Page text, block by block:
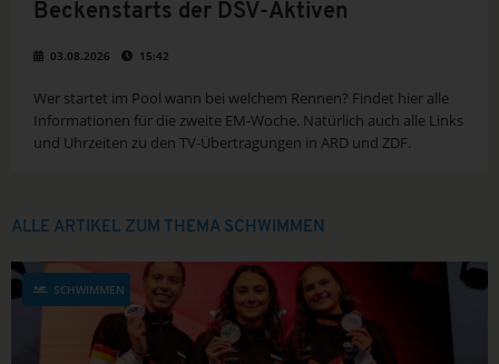
Beckenstarts der DSV-Aktiven
03.08.2026 15:42
Wer startet im Pool wann bei welchem Rennen? Findet hier alle
Informationen für die zweite EM-Woche. Natürlich auch alle Links
und Uhrzeiten zu den TV-Übertragungen in ARD und ZDF.
ALLE ARTIKEL ZUM THEMA SCHWIMMEN
SCHWIMMEN